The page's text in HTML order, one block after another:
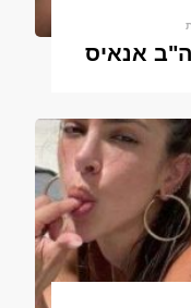
אנאיס